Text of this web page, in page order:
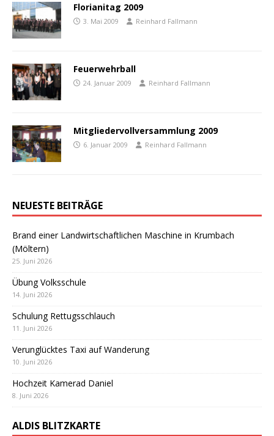
Florianitag 2009
3. Mai 2009 Reinhard Fallmann
Feuerwehrball
24. Januar 2009 Reinhard Fallmann
Mitgliedervollversammlung 2009
6. Januar 2009 Reinhard Fallmann
NEUESTE BEITRÄGE
Brand einer Landwirtschaftlichen Maschine in Krumbach
(Möltern)
25. Juni 2026
Übung Volksschule
14. Juni 2026
Schulung Rettugsschlauch
11. Juni 2026
Verunglücktes Taxi auf Wanderung
10. Juni 2026
Hochzeit Kamerad Daniel
8. Juni 2026
ALDIS BLITZKARTE